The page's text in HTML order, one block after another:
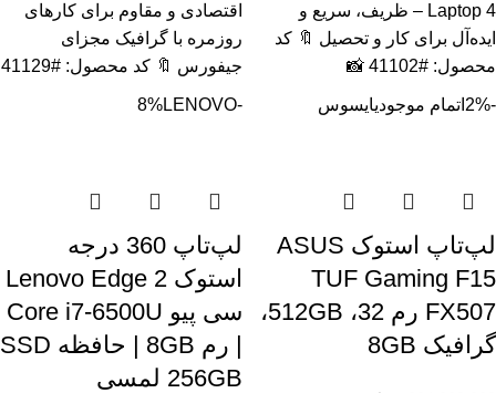
Laptop 4 – ظریف، سریع و
ایده‌آل برای کار و تحصیل 🔖 کد
محصول: #41102 📸
اقتصادی و مقاوم برای کارهای
روزمره با گرافیک مجزای
جیفورس 🔖 کد محصول: #41129
-2% اتمام موجودیایسوس
لپ‌تاپ استوک ASUS
TUF Gaming F15
FX507 رم 32، 512GB،
گرافیک 8GB
-8%
LENOVO
لپ‌تاپ 360 درجه
استوک Lenovo Edge 2
سی پیو Core i7-6500U
| رم 8GB | حافظه SSD
256GB لمسی